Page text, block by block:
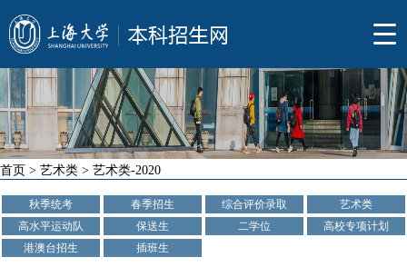
首页 > 艺术类 > 艺术类-2020
秋季统考 春季招生 综合评价录取
艺术类
高水平运动队
保送生 二学位
高校专项计划
港澳台招生
插班生